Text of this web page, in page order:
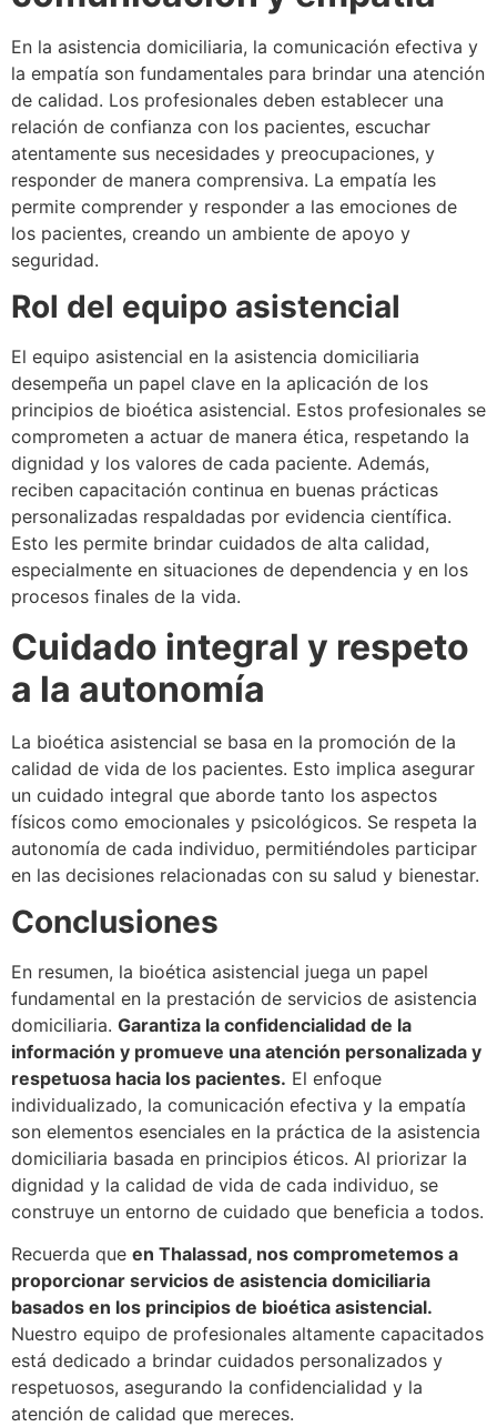
En la asistencia domiciliaria, la comunicación efectiva y
la empatía son fundamentales para brindar una atención
de calidad. Los profesionales deben establecer una
relación de confianza con los pacientes, escuchar
atentamente sus necesidades y preocupaciones, y
responder de manera comprensiva. La empatía les
permite comprender y responder a las emociones de
los pacientes, creando un ambiente de apoyo y
seguridad.
Rol del equipo asistencial
El equipo asistencial en la asistencia domiciliaria
desempeña un papel clave en la aplicación de los
principios de bioética asistencial. Estos profesionales se
comprometen a actuar de manera ética, respetando la
dignidad y los valores de cada paciente. Además,
reciben capacitación continua en buenas prácticas
personalizadas respaldadas por evidencia científica.
Esto les permite brindar cuidados de alta calidad,
especialmente en situaciones de dependencia y en los
procesos finales de la vida.
Cuidado integral y respeto
a la autonomía
La bioética asistencial se basa en la promoción de la
calidad de vida de los pacientes. Esto implica asegurar
un cuidado integral que aborde tanto los aspectos
físicos como emocionales y psicológicos. Se respeta la
autonomía de cada individuo, permitiéndoles participar
en las decisiones relacionadas con su salud y bienestar.
Conclusiones
En resumen, la bioética asistencial juega un papel
fundamental en la prestación de servicios de asistencia
domiciliaria. Garantiza la confidencialidad de la
información y promueve una atención personalizada y
respetuosa hacia los pacientes. El enfoque
individualizado, la comunicación efectiva y la empatía
son elementos esenciales en la práctica de la asistencia
domiciliaria basada en principios éticos. Al priorizar la
dignidad y la calidad de vida de cada individuo, se
construye un entorno de cuidado que beneficia a todos.
Recuerda que en Thalassad, nos comprometemos a
proporcionar servicios de asistencia domiciliaria
basados en los principios de bioética asistencial.
Nuestro equipo de profesionales altamente capacitados
está dedicado a brindar cuidados personalizados y
respetuosos, asegurando la confidencialidad y la
atención de calidad que mereces.